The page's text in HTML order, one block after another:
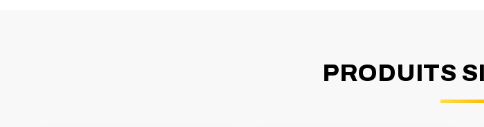
PRODUITS